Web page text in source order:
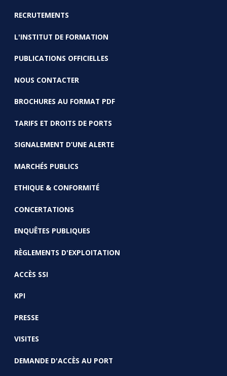
FOOTER
RECRUTEMENTS
L'INSTITUT DE FORMATION
PUBLICATIONS OFFICIELLES
NOUS CONTACTER
BROCHURES AU FORMAT PDF
TARIFS ET DROITS DE PORTS
SIGNALEMENT D’UNE ALERTE
MARCHÉS PUBLICS
ETHIQUE & CONFORMITÉ
CONCERTATIONS
ENQUÊTES PUBLIQUES
RÈGLEMENTS D'EXPLOITATION
ACCÈS SSI
KPI
PRESSE
VISITES
DEMANDE D'ACCÈS AU PORT